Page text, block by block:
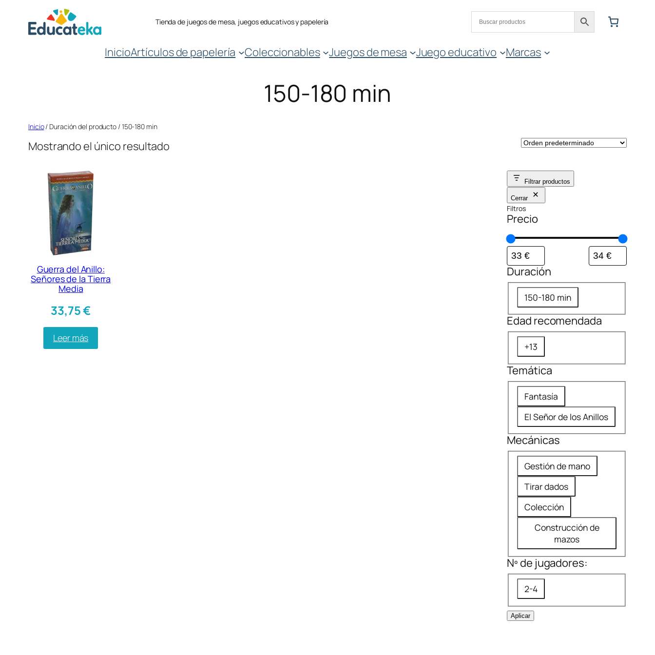
contenido
Tienda de juegos de mesa, juegos educativos y papelería
InicioArtículos de papelería Coleccionables Juegos de mesa Juego educativo Marcas
150-180 min
Inicio/ Duración del producto / 150-180 min
Mostrando el único resultado
Guerra del Anillo:
Señores de la Tierra
Media
33,75€
Leer más
Filtrar productos
Cerrar
Filtros
Precio
Duración
u
r
a
c
i
ó
150-180 min
Edad recomendada
d
a
d
r
c
o
m
e
a
a
+13
Temática
e
m
á
t
c
a
Fantasía
El Señor de los Anillos
Mecánicas
M
e
c
n
c
a
s
Gestión de mano
Tirar dados
Colección
Construcción de
mazos
Nº de jugadores:
º
d
2-4
Aplicar